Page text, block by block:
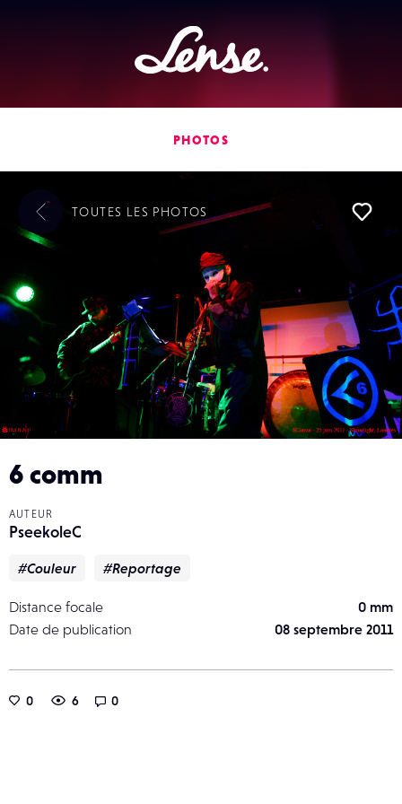
Lense
PHOTOS
6 comm
AUTEUR
PseekoleC
#Couleur #Reportage
Distance focale
0 mm
Date de publication
08 septembre 2011
0 6 0
TOUTES LES PHOTOS